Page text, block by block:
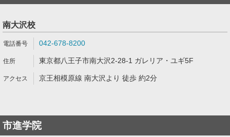
南大沢校
042-678-8200
東京都八王子市南大沢2-28-1 ガレリア・ユギ5F
京王相模原線 南大沢より 徒歩 約2分
市進学院